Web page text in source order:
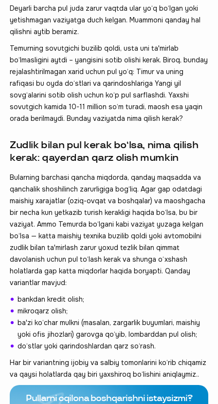
Deyarli barcha pul juda zarur vaqtda ular yo‘q bo‘lgan yoki
yetishmagan vaziyatga duch kelgan. Muammoni qanday hal
qilishni aytib beramiz.
Temurning sovutgichi buzilib qoldi, usta uni ta'mirlab
bo‘lmasligini aytdi – yangisini sotib olishi kerak. Biroq, bunday
rejalashtirilmagan xarid uchun pul yo‘q: Timur va uning
rafiqasi bu oyda do‘stlari va qarindoshlariga Yangi yil
sovg‘alarini sotib olish uchun ko‘p pul sarflashdi. Yaxshi
sovutgich kamida 10-11 million so‘m turadi, maosh esa yaqin
orada berilmaydi. Bunday vaziyatda nima qilish kerak?
Zudlik bilan pul kerak bo‘lsa, nima qilish
kerak: qayerdan qarz olish mumkin
Bularning barchasi qancha miqdorda, qanday maqsadda va
qanchalik shoshilinch zarurligiga bog‘liq. Agar gap odatdagi
maishiy xarajatlar (oziq-ovqat va boshqalar) va maoshgacha
bir necha kun yetkazib turish kerakligi haqida bo‘lsa, bu bir
vaziyat. Ammo Temurda bo‘lgani kabi vaziyat yuzaga kelgan
bo‘lsa — katta maishiy texnika buzilib qoldi yoki avtomobilni
zudlik bilan ta'mirlash zarur yoxud tezlik bilan qimmat
davolanish uchun pul to‘lash kerak va shunga o‘xshash
holatlarda gap katta miqdorlar haqida boryapti. Qanday
variantlar mavjud:
bankdan kredit olish;
mikroqarz olish;
ba'zi ko‘char mulkni (masalan, zargarlik buyumlari, maishiy
yoki ofis jihozlari) garovga qo‘yib, lombarddan pul olish;
do‘stlar yoki qarindoshlardan qarz so‘rash.
Har bir variantning ijobiy va salbiy tomonlarini ko‘rib chiqamiz
va qaysi holatlarda qay biri yaxshiroq bo‘lishini aniqlaymiz..
Pullarni oqilona boshqarishni istaysizmi?